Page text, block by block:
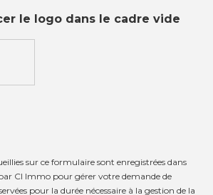
le logo dans le cadre vide
sur ce formulaire sont enregistrées dans
CI Immo pour gérer votre demande de
pour la durée nécessaire à la gestion de la